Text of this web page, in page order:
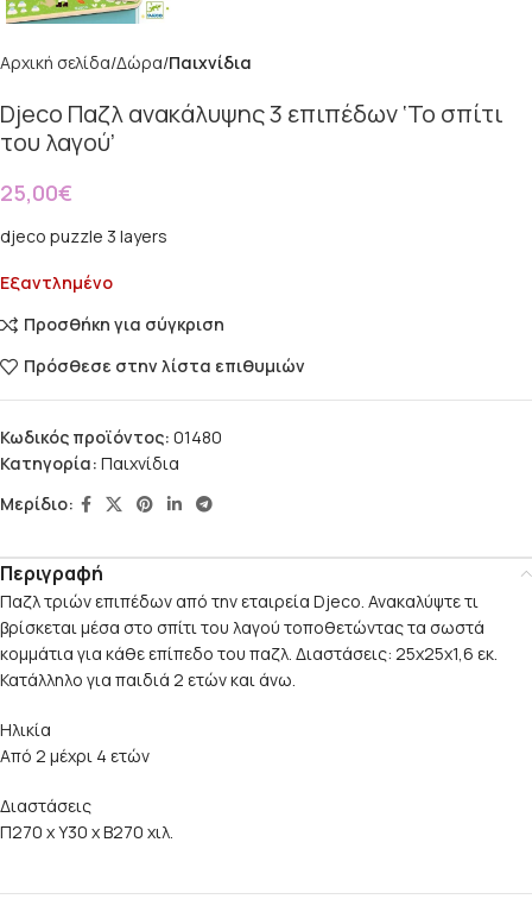
Αρχική σελίδα Δώρα Παιχνίδια
Djeco Παζλ ανακάλυψης 3 επιπέδων ‘Το σπίτι
του λαγού’
25,00€
djeco puzzle 3 layers
Εξαντλημένο
Προσθήκη για σύγκριση
Πρόσθεσε στην λίστα επιθυμιών
Κωδικός προϊόντος: 01480
Κατηγορία: Παιχνίδια
Μερίδιο:
Περιγραφή
Παζλ τριών επιπέδων από την εταιρεία Djeco. Ανακαλύψτε τι
βρίσκεται μέσα στο σπίτι του λαγού τοποθετώντας τα σωστά
κομμάτια για κάθε επίπεδο του παζλ. Διαστάσεις: 25x25x1,6 εκ.
Κατάλληλο για παιδιά 2 ετών και άνω.
Ηλικία
Από 2 μέχρι 4 ετών
Διαστάσεις
Π270 x Y30 x Β270 χιλ.